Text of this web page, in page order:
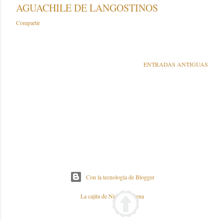
AGUACHILE DE LANGOSTINOS
Compartir
ENTRADAS ANTIGUAS
Con la tecnología de Blogger
La cajita de Nieves y Elena